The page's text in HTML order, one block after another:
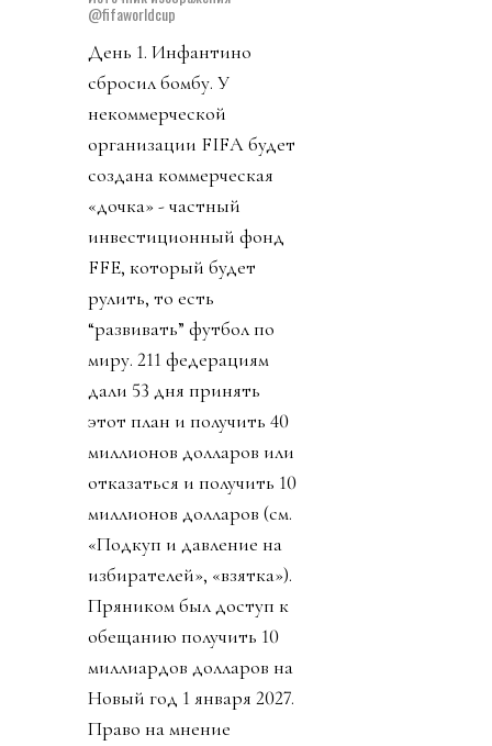
@fifaworldcup
День 1. Инфантино
сбросил бомбу. У
некоммерческой
организации FIFA будет
создана коммерческая
«дочка» - частный
инвестиционный фонд
FFE, который будет
рулить, то есть
“развивать” футбол по
миру. 211 федерациям
дали 53 дня принять
этот план и получить 40
миллионов долларов или
отказаться и получить 10
миллионов долларов (см.
«Подкуп и давление на
избирателей», «взятка»).
Пряником был доступ к
обещанию получить 10
миллиардов долларов на
Новый год 1 января 2027.
Право на мнение